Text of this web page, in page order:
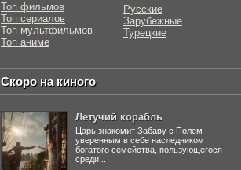
Топ фильмов
Топ сериалов
Топ мультфильмов
Топ аниме
Русские
Зарубежные
Турецкие
Скоро на киного
Летучий корабль
Царь знакомит Забаву с Полем –
уверенным в себе наследником
богатого семейства, пользующегося
среди...